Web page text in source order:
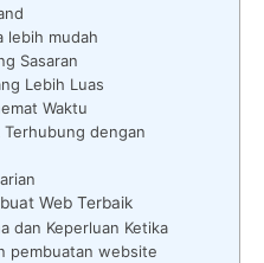
lebih mudah
Sasaran
Lebih Luas
Waktu
dengan
Web Terbaik
dan Keperluan Ketika
pembuatan website